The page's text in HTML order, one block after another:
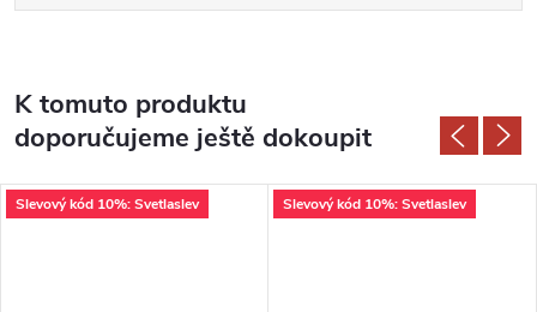
K tomuto produktu
doporučujeme ještě dokoupit
Slevový kód 10%: Svetlaslev Slevový kód 10%: Svetlaslev